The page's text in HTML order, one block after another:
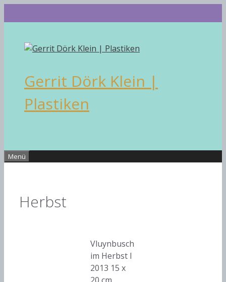
Inhalt
Gerrit Dörk Klein |
Plastiken
Menü
Herbst
Vluynbusch
im Herbst I
2013 15 x